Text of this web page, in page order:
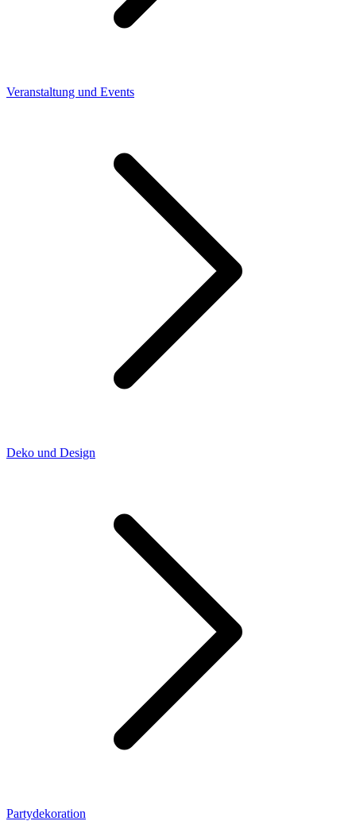
Veranstaltung und Events
Deko und Design
Partydekoration